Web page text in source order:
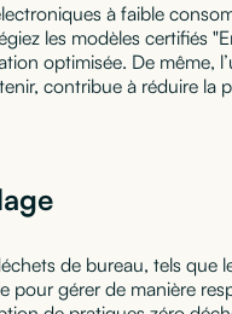
à faible
les modèles certifiés
optimisée. De même,
contribue à réduire la
de bureau, tels que
pour gérer de manière